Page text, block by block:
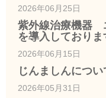
2026年06月25日
紫外線治療機器
を導入しておりま
2026年06月15日
じんましんについ
2026年05月31日